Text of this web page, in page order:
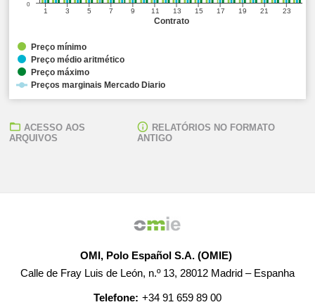
Contrato
1 3 5 7 9 11 13 15 17 19 21 23
0
Preço mínimo
Preço médio aritmético
Preço máximo
Preços marginais Mercado Diario
ACESSO AOS
ARQUIVOS
RELATÓRIOS NO FORMATO
ANTIGO
OMI, Polo Español S.A. (OMIE)
Calle de Fray Luis de León, n.º 13, 28012 Madrid – Espanha
Telefone: +34 91 659 89 00